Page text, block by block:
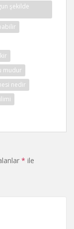
şekilde
mudur
nedir
* ile